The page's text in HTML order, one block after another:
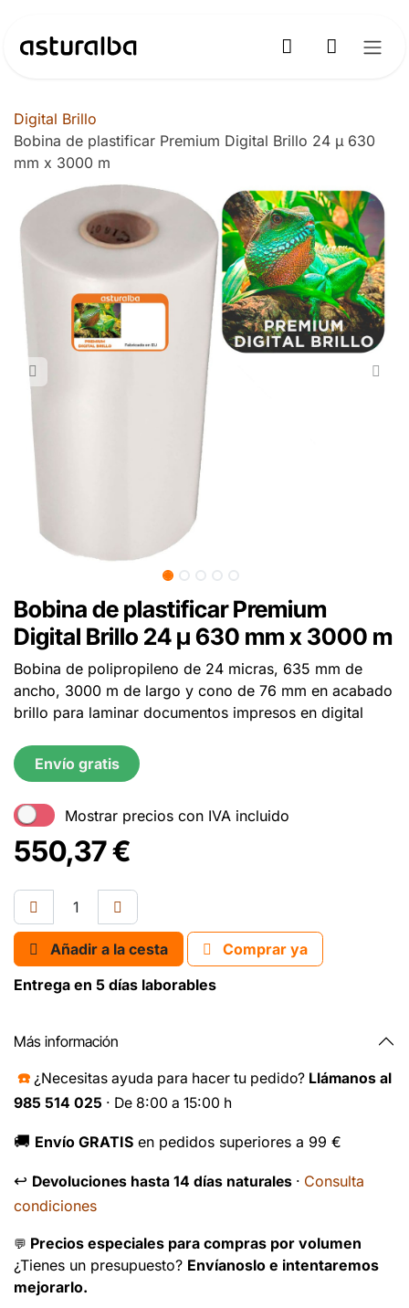
Digital Brillo
Bobina de plastificar Premium Digital Brillo 24 µ 630
mm x 3000 m
Bobina de plastificar Premium
Digital Brillo 24 µ 630 mm x 3000 m
Bobina de polipropileno de 24 micras, 635 mm de
ancho, 3000 m de largo y cono de 76 mm en acabado
brillo para laminar documentos impresos en digital
Envío gratis
Mostrar precios con IVA incluido
550,37€
Añadir a la cesta
Comprar ya
Entrega en 5 días laborables
Más información
☎️ ¿Necesitas ayuda para hacer tu pedido? Llámanos al
985 514 025 · De 8:00 a 15:00 h
🚚 Envío GRATIS en pedidos superiores a 99 €
↩️ Devoluciones hasta 14 días naturales · Consulta
condiciones
💬 Precios especiales para compras por volumen
¿Tienes un presupuesto? Envíanoslo e intentaremos
mejorarlo.